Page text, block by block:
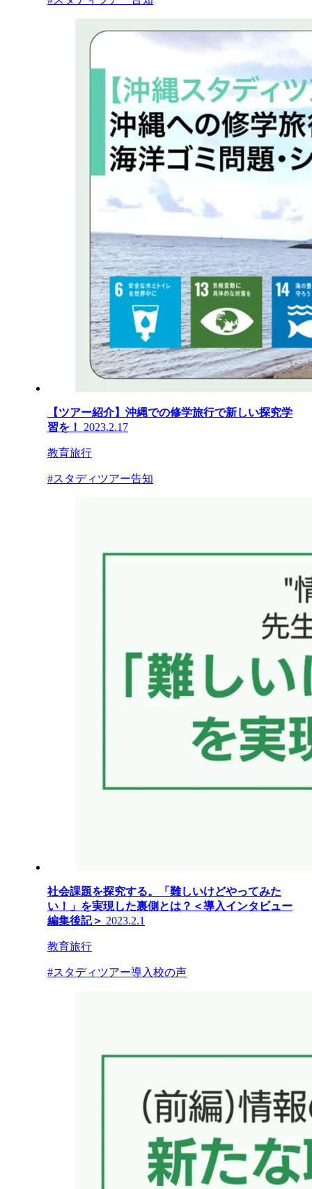
【ツアー紹介】沖縄での修学旅行で新しい探究学
習を！ 2023.2.17
教育旅行
#スタディツアー告知
社会課題を探究する。「難しいけどやってみた
い！」を実現した裏側とは？＜導入インタビュー
編集後記＞ 2023.2.1
教育旅行
#スタディツアー導入校の声